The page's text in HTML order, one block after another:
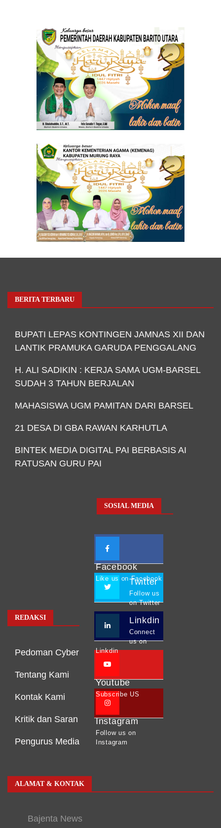
BERITA TERBARU
BUPATI LEPAS KONTINGEN JAMNAS XII DAN
LANTIK PRAMUKA GARUDA PENGGALANG
H. ALI SADIKIN : KERJA SAMA UGM-BARSEL
SUDAH 3 TAHUN BERJALAN
MAHASISWA UGM PAMITAN DARI BARSEL
21 DESA DI GBA RAWAN KARHUTLA
BINTEK MEDIA DIGITAL PAI BERBASIS AI
RATUSAN GURU PAI
REDAKSI
Pedoman Cyber
Tentang Kami
Kontak Kami
Kritik dan Saran
Pengurus Media
SOSIAL MEDIA
Facebook
Like us on Facebook
Twitter
Follow us
on Twitter
Linkdin
Connect
us on
Linkdin
Youtube
Subscribe US
Instagram
Follow us on
Instagram
ALAMAT & KONTAK
Bajenta News